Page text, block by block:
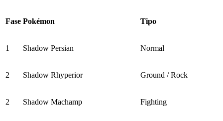
Fase Pokémon Tipo
1 Shadow Persian Normal
2 Shadow Rhyperior Ground / Rock
2 Shadow Machamp Fighting